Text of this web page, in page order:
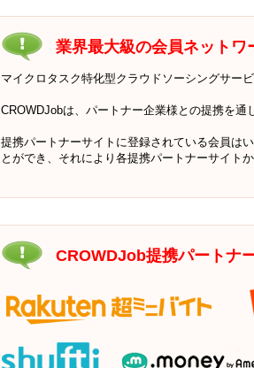
業界最大級の会員ネットワ
マイクロタスク特化型クラウドソーシングサー
CROWDJobは、パートナー企業様との提携を通
提携パートナーサイトに登録されている会員は
とができ、それにより各提携パートナーサイト
CROWDJob提携パートナ